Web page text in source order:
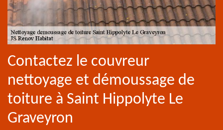
Contactez le couvreur
nettoyage et démoussage de
toiture à Saint Hippolyte Le
Graveyron